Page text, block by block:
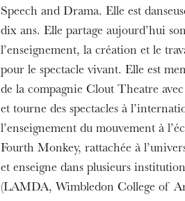
Speech and Drama. Elle est
dix ans. Elle partage aujourd’hui
l’enseignement, la création et le
pour le spectacle vivant. Elle est
de la compagnie Clout Theatre
et tourne des spectacles à
l’enseignement du mouvement à
Fourth Monkey, rattachée à
et enseigne dans plusieurs
(LAMDA, Wimbledon College of